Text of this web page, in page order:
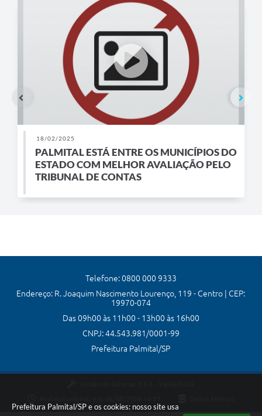
Prefeitura Palmital/SP e os cookies: nosso site usa
18/02/2025
PALMITAL ESTÁ ENTRE OS MUNICÍPIOS DO
ESTADO COM MELHOR AVALIAÇÃO PELO
TRIBUNAL DE CONTAS
Telefone: 0800 000 9333
Endereço: R. Joaquim Nascimento Lourenço, 119 - Centro | CEP:
19970-074
Das 09h00 às 11h00 - 13h00 às 16h00
CNPJ: 44.543.981/0001-99
Prefeitura Palmital/SP